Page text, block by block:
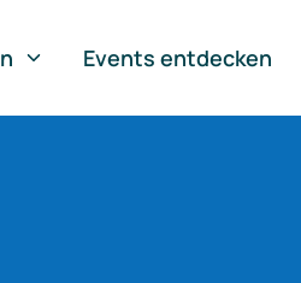
Events entdecken